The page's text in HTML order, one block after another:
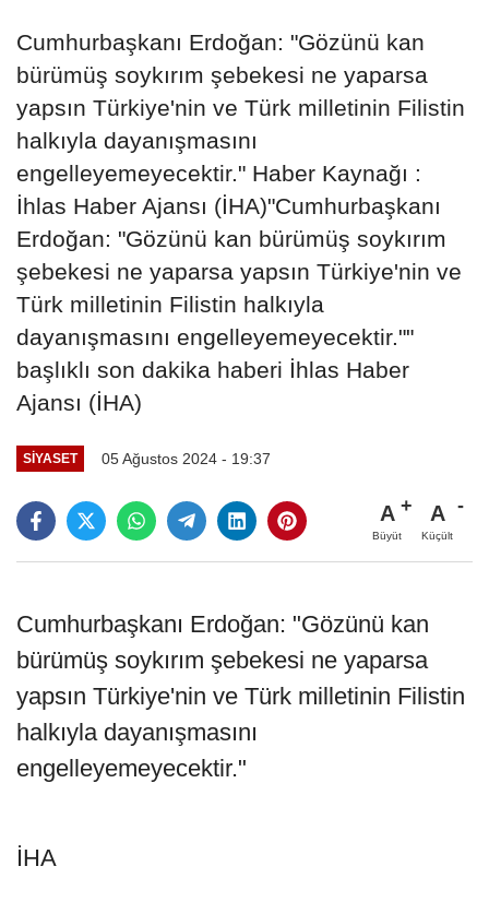
Cumhurbaşkanı Erdoğan: "Gözünü kan
bürümüş soykırım şebekesi ne yaparsa
yapsın Türkiye'nin ve Türk milletinin Filistin
halkıyla dayanışmasını
engelleyemeyecektir." Haber Kaynağı :
İhlas Haber Ajansı (İHA)"Cumhurbaşkanı
Erdoğan: "Gözünü kan bürümüş soykırım
şebekesi ne yaparsa yapsın Türkiye'nin ve
Türk milletinin Filistin halkıyla
dayanışmasını engelleyemeyecektir.""
başlıklı son dakika haberi İhlas Haber
Ajansı (İHA)
SIYASET 05 Ağustos 2024 - 19:37
A
Büyüt
A
Küçült
Cumhurbaşkanı Erdoğan: "Gözünü kan
bürümüş soykırım şebekesi ne yaparsa
yapsın Türkiye'nin ve Türk milletinin Filistin
halkıyla dayanışmasını
engelleyemeyecektir."
İHA